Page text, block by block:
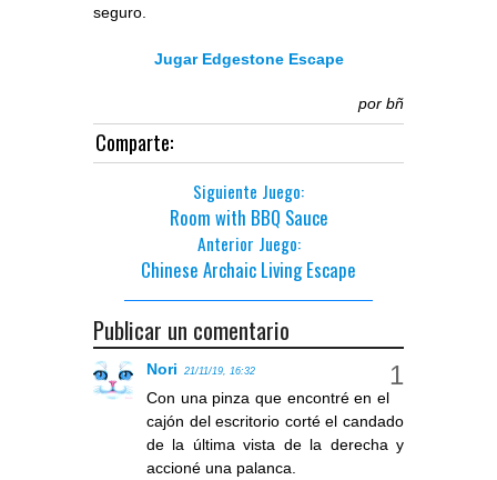
seguro.
Jugar Edgestone Escape
por bñ
Comparte:
Siguiente Juego:
Room with BBQ Sauce
Anterior Juego:
Chinese Archaic Living Escape
Publicar un comentario
Nori 21/11/19, 16:32
Con una pinza que encontré en el
cajón del escritorio corté el candado
de la última vista de la derecha y
accioné una palanca.